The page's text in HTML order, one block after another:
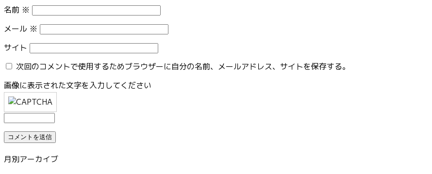
名前 ※
メール ※
サイト
次回のコメントで使用するためブラウザーに自分の名前、メールアドレス、サイトを保存する。
画像に表示された文字を入力してください
月別アーカイブ